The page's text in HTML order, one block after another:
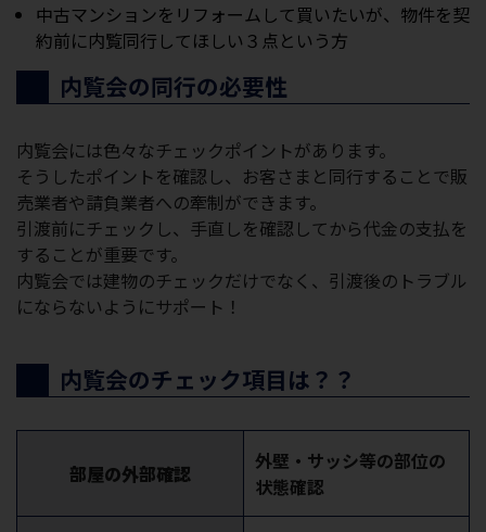
中古マンションをリフォームして買いたいが、物件を契
約前に内覧同行してほしい３点という方
内覧会の同行の必要性
内覧会には色々なチェックポイントがあります。
そうしたポイントを確認し、お客さまと同行することで販
売業者や請負業者への牽制ができます。
引渡前にチェックし、手直しを確認してから代金の支払を
することが重要です。
内覧会では建物のチェックだけでなく、引渡後のトラブル
にならないようにサポート！
内覧会のチェック項目は？？
部屋の外部確認
外壁・サッシ等の部位の
状態確認